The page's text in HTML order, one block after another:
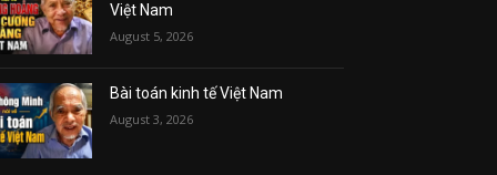
Việt Nam
August 5, 2026
Bài toán kinh tế Việt Nam
August 3, 2026